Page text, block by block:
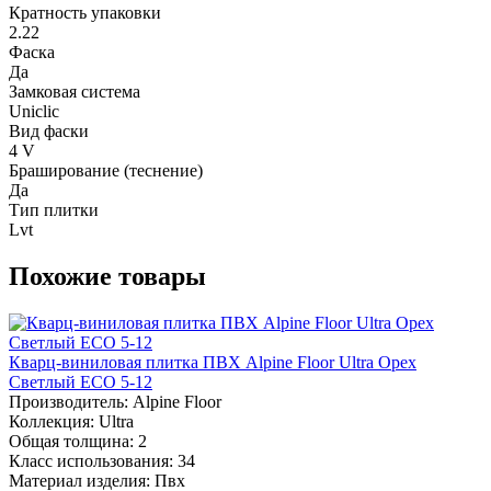
Кратность упаковки
2.22
Фаска
Да
Замковая система
Uniclic
Вид фаски
4 V
Браширование (теснение)
Да
Тип плитки
Lvt
Похожие товары
Кварц-виниловая плитка ПВХ Alpine Floor Ultra Орех
Светлый ECO 5-12
Производитель: Alpine Floor
Коллекция: Ultra
Общая толщина: 2
Класс использования: 34
Материал изделия: Пвх